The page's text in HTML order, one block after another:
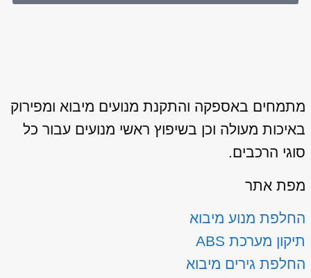
מתמחים באספקה והתקנת מנועים מיבוא ומפירוק
באיכות מעולה וכן בשיפוץ ראשי מנועים עבור כל
סוגי הרכבים.
מפת אתר
החלפת מנוע מיבוא
תיקון מערכת ABS
החלפת גירים מיבוא